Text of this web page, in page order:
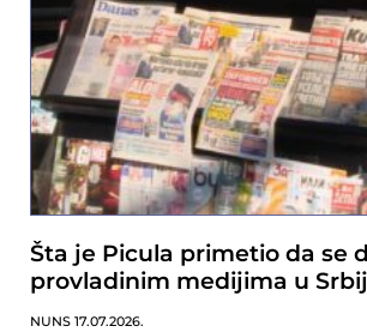
Šta je Picula primetio da se
provladinim medijima u
NUNS 17.07.2026.